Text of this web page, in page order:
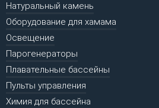
Натуральный камень
Оборудование для хамама
Освещение
Парогенераторы
Плавательные бассейны
Пульты управления
Химия для бассейна